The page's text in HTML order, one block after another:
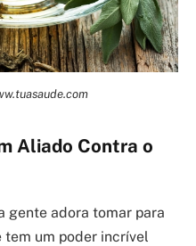
Aliado Contra o
gente adora tomar para
tem um poder incrível